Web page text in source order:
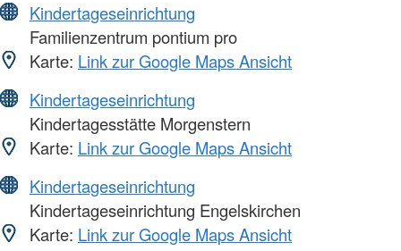
Kindertageseinrichtung
Familienzentrum pontium pro
Karte: Link zur Google Maps Ansicht
Kindertageseinrichtung
Kindertagesstätte Morgenstern
Karte: Link zur Google Maps Ansicht
Kindertageseinrichtung
Kindertageseinrichtung Engelskirchen
Karte: Link zur Google Maps Ansicht